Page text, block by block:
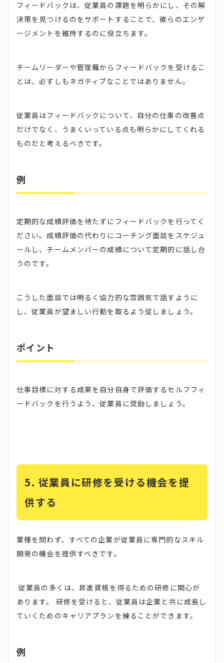
フィードバックは、従業員の課題を明らかにし、その解
決策を見つけるのをサポートすることで、彼らのエンゲ
ージメントを維持するのに役立ちます。
チームリーダーや管理職からフィードバックを受けるこ
とは、必ずしもネガティブなことではありません。
従業員はフィードバックについて、自分の仕事の改善点
だけでなく、うまくいっている点も明らかにしてくれる
ものだと考えるべきです。
例
定期的な成績評価を待たずにフィードバックを行ってく
ださい。成績評価の代わりにコーチング面談をスケジュ
ールし、チームメンバーの成績について定期的に話し合
うのです。
こうした面談では明るく協力的な雰囲気で話すように
し、従業員が望ましい行動を取るよう促しましょう。
ポイント
仕事目標に対する成果を自分自身で評価するセルフフィ
ードバックを行うよう、従業員に奨励しましょう。
5. 従業員に研修を受ける機会を提
供する
業種を問わず、すべての企業が従業員に専門的なスキル
開発の機会を提供すべきです。
従業員の多くは、昇進資格を得るための研修に関心が
あります。 研修を受けると、従業員は企業と共に成長し
ていくためのキャリアプランを練ることができます。
例